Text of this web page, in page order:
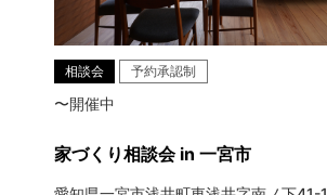
相談会 予約承認制
〜開催中
家づくり相談会 in 一宮市